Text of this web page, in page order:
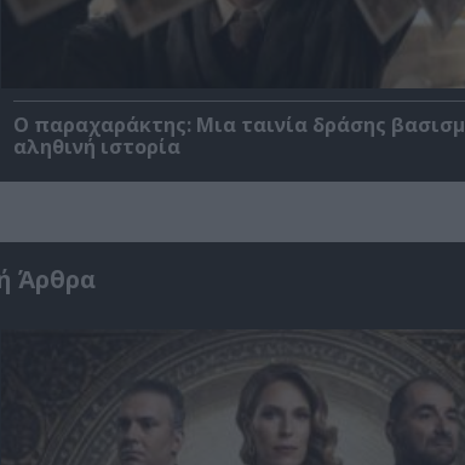
Ο παραχαράκτης: Μια ταινία δράσης
αληθινή ιστορία
Άρθρα